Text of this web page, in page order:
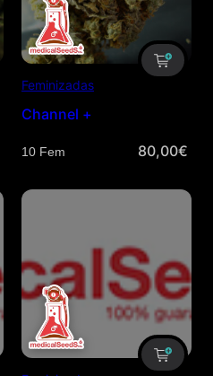
Feminizadas
Channel +
Cantidad 80,00€